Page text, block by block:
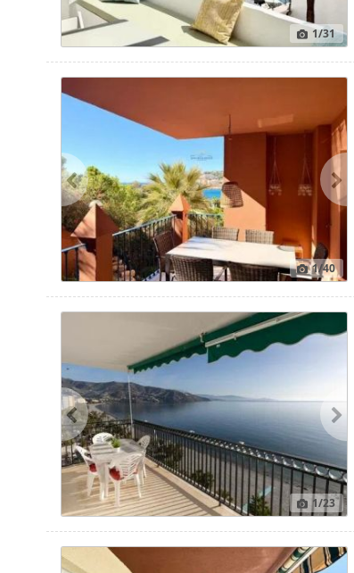
1/31
1/40
1/23